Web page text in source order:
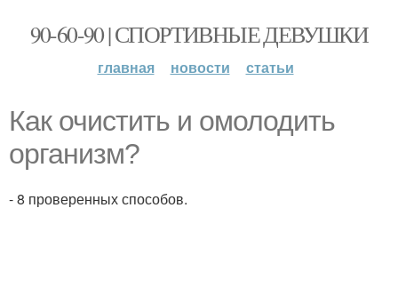
90-60-90 | СПОРТИВНЫЕ ДЕВУШКИ
главная новости статьи
Как очистить и омолодить
организм?
- 8 проверенных способов.